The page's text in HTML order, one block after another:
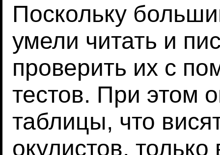
Поскольку
умели читать и
проверить их с
тестов. При этом
таблицы, что
окулистов,